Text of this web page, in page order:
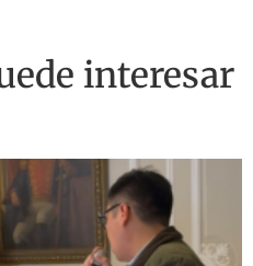
interesar